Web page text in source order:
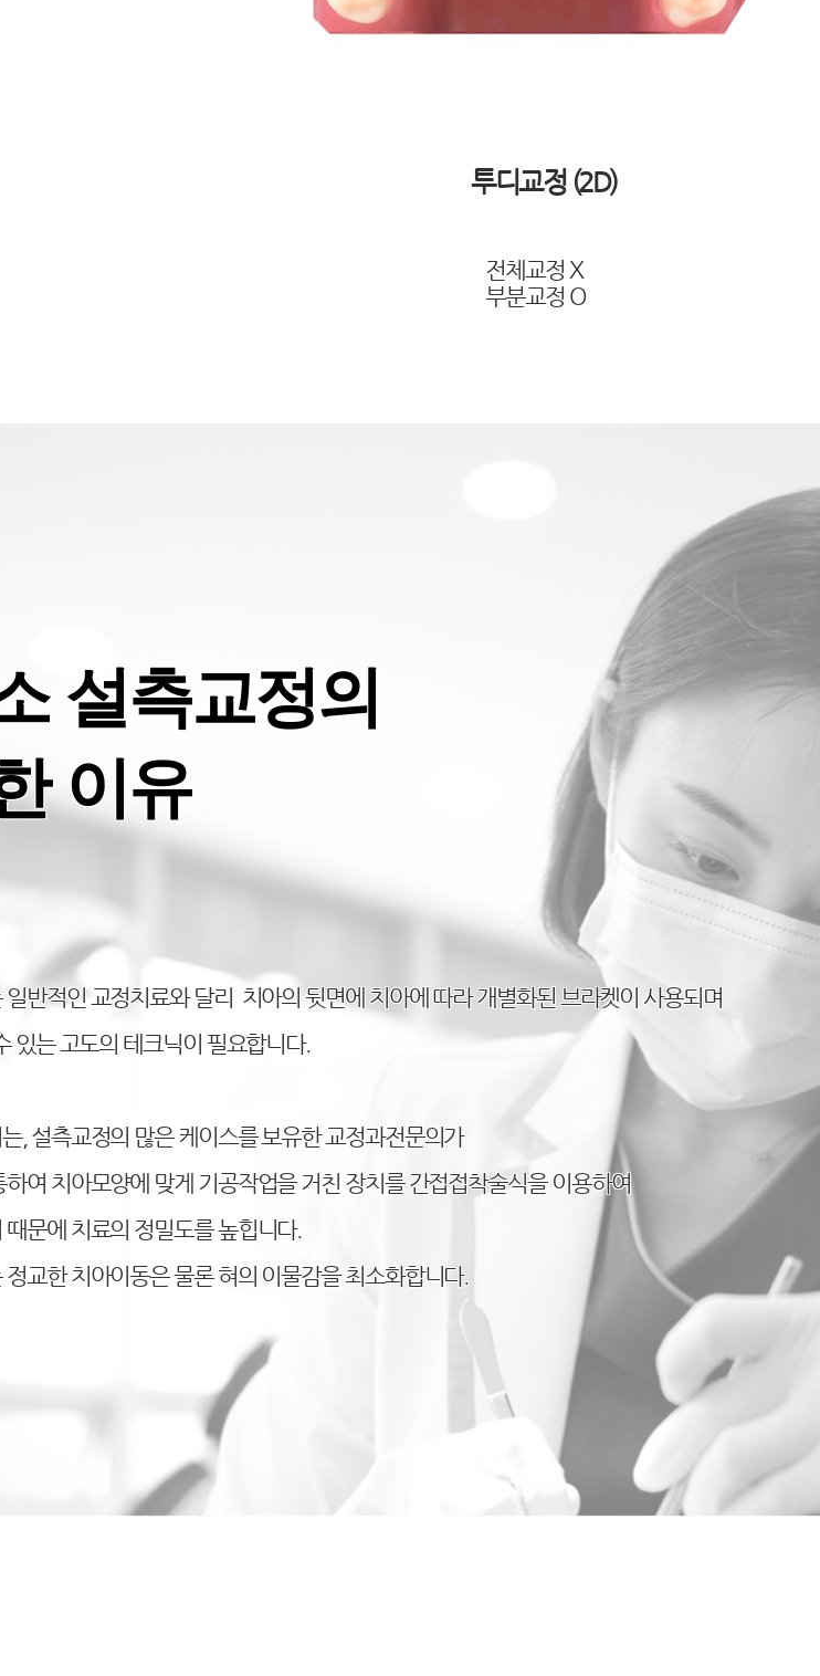
투디교정 (2D)
전체교정 X
​부분교정 O
일반적인 교정치료와 달리 치아의 뒷면에 치아에 따라 개별화된 브라켓이 사용되며
있는 고도의 테크닉이 필요합니다.
, 설측교정의 많은 케이스를 보유한 교정과전문의가
여 치아모양에 맞게 기공작업을 거친 장치를 간접접착술식을 이용하여
문에 치료의 정밀도를 높힙니다.
교한 치아이동은 물론 혀의 이물감을 최소화합니다.
설측교정의
이유